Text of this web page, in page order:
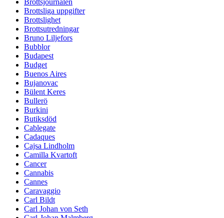
Brottsliga uppgifter
Brottslighet
Brottsutredningar
Bruno Liljefors
Bubblor
Budapest
Budget
Buenos Aires
Bujanovac
Bülent Keres
Bullerö
Burkini
Butiksdöd
Cablegate
Cadaques
Cajsa Lindholm
Camilla Kvartoft
Cancer
Cannabis
Cannes
Caravaggio
Carl Bildt
Carl Johan von Seth